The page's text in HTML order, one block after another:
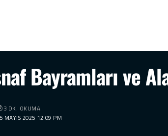
Bayramları ve
MAYIS 2025 12:09 PM
3 DK. OKUMA